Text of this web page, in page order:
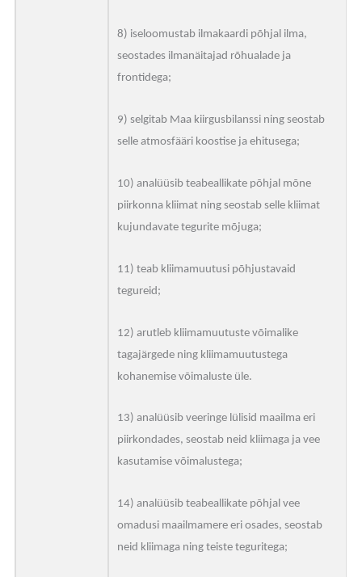
8) iseloomustab ilmakaardi põhjal ilma,
seostades ilmanäitajad rõhualade ja
frontidega;
9) selgitab Maa kiirgusbilanssi ning seostab
selle atmosfääri koostise ja ehitusega;
10) analüüsib teabeallikate põhjal mõne
piirkonna kliimat ning seostab selle kliimat
kujundavate tegurite mõjuga;
11) teab kliimamuutusi põhjustavaid
tegureid;
12) arutleb kliimamuutuste võimalike
tagajärgede ning kliimamuutustega
kohanemise võimaluste üle.
13) analüüsib veeringe lülisid maailma eri
piirkondades, seostab neid kliimaga ja vee
kasutamise võimalustega;
14) analüüsib teabeallikate põhjal vee
omadusi maailmamere eri osades, seostab
neid kliimaga ning teiste teguritega;